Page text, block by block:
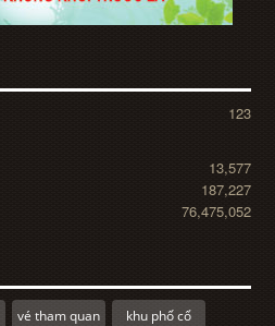
123
13,577
187,227
76,475,052
vé tham quan khu phố cổ